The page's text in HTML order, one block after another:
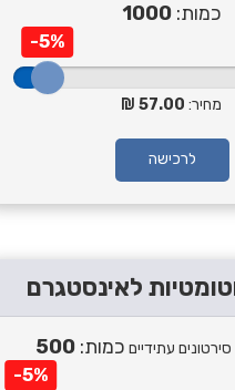
כמות: 1000
-5%
מחיר: 57.00
לרכישה
לאינסטגרם
כמות: 500
-5%